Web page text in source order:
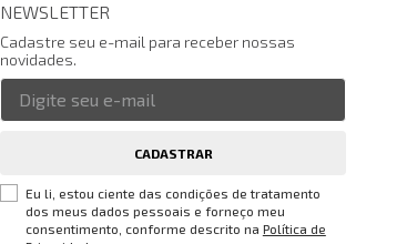
NEWSLETTER
Cadastre seu e-mail para receber nossas
novidades.
CADASTRAR
Eu li, estou ciente das condições de tratamento
dos meus dados pessoais e forneço meu
consentimento, conforme descrito na Política de